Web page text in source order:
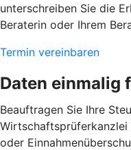
unterschreiben Sie die
Beraterin oder Ihrem
Termin vereinbaren
Daten einmalig
Beauftragen Sie Ihre
Wirtschaftsprüferkanzlei
oder